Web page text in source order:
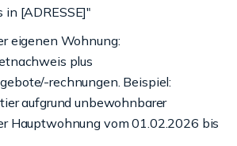
in [ADRESSE]"
eigenen Wohnung:
plus
rechnungen. Beispiel:
aufgrund unbewohnbarer
Hauptwohnung vom 01.02.2026 bis